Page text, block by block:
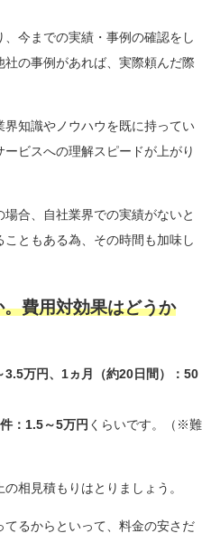
今までの実績・事例の確認をし
の事例があれば、実際頼んだ際
知識やノウハウを既に持ってい
ビスへの理解スピードが上がり
合、自社業界での実績がないと
ともある為、その時間も加味し
費用対効果はどうか
3.5万円、1ヵ月（約20日間）：50
：1.5～5万円 くらいです。（※難
相見積もりはとりましょう。
るからといって、料金の安さだ